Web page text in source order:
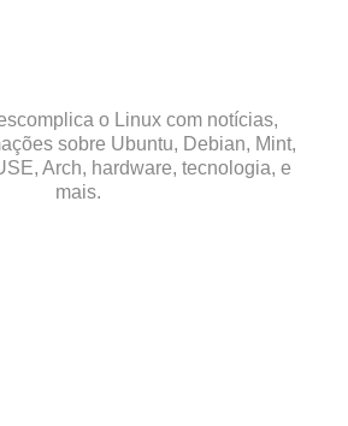
o Linux com notícias,
sobre Ubuntu, Debian, Mint,
Arch, hardware, tecnologia, e
mais.